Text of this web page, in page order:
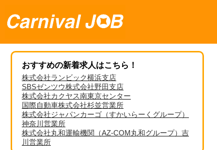
おすすめの新着求人はこちら！
株式会社ランビック横浜支店
SBSゼンツウ株式会社野田支店
株式会社カクヤス南東京センター
国際自動車株式会社杉並営業所
株式会社ジャパンカーゴ（すかいらーくグループ）
神奈川営業所
株式会社丸和運輸機関（AZ-COM丸和グループ）吉
川営業所